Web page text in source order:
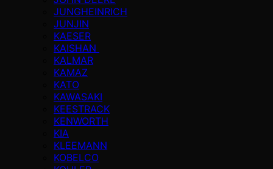
JUNGHEINRICH
JUNJIN
KAESER
KAISHAN
KALMAR
KAMAZ
KATO
KAWASAKI
KEESTRACK
KENWORTH
KIA
KLEEMANN
KOBELCO